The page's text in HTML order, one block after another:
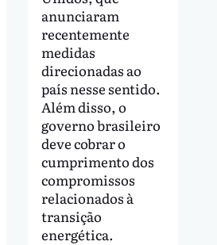
anunciaram
recentemente
medidas
direcionadas ao
país nesse sentido.
Além disso, o
governo brasileiro
deve cobrar o
cumprimento dos
compromissos
relacionados à
transição
energética.